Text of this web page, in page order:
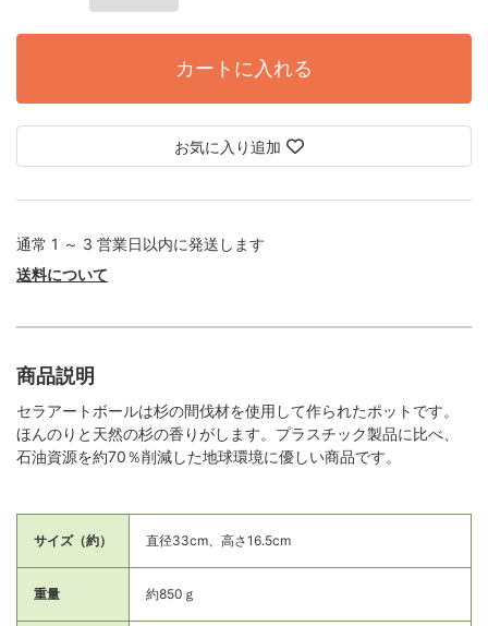
カートに入れる
お気に入り追加
通常 1 ～ 3 営業日以内に発送します
送料について
商品説明
セラアートボールは杉の間伐材を使用して作られたポットです。
ほんのりと天然の杉の香りがします。プラスチック製品に比べ、
石油資源を約70％削減した地球環境に優しい商品です。
サイズ（約） 直径33cm、高さ16.5cm
重量 約850ｇ